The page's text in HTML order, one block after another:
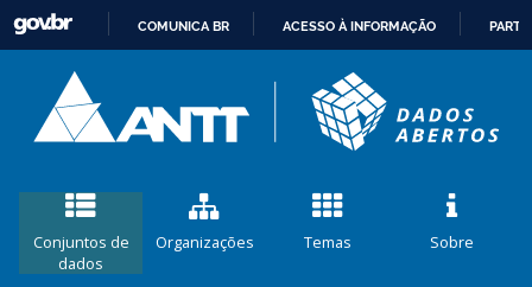
CONTEÚDO
COMUNICA BR ACESSO À INFORMAÇÃO
Conjuntos de
dados
Organizações Temas Sobre